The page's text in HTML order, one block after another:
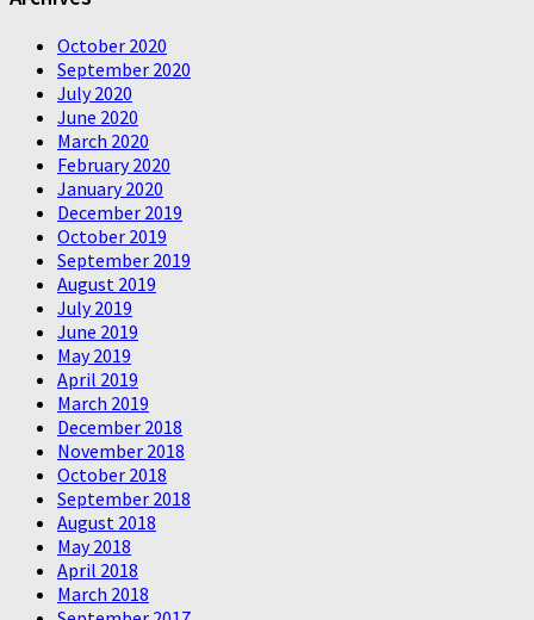
October 2020
September 2020
July 2020
June 2020
March 2020
February 2020
January 2020
December 2019
October 2019
September 2019
August 2019
July 2019
June 2019
May 2019
April 2019
March 2019
December 2018
November 2018
October 2018
September 2018
August 2018
May 2018
April 2018
March 2018